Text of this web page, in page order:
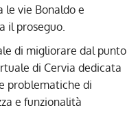
vie Bonaldo e
il proseguo.
di migliorare dal punto
di Cervia dedicata
problematiche di
e funzionalità